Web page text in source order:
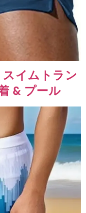
イムトラン
& プール